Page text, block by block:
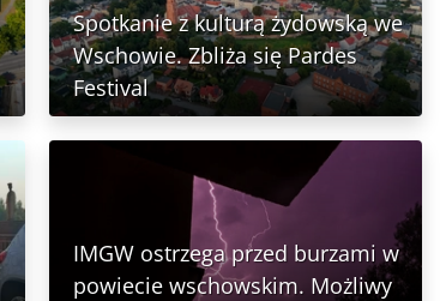
Spotkanie z kulturą żydowską we
Wschowie. Zbliża się Pardes
Festival
IMGW ostrzega przed burzami w
powiecie wschowskim. Możliwy